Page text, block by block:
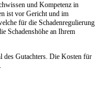
und Kompetenz in
ist vor Gericht und im
für die Schadenregulierung
Schadenshöhe an Ihrem
des Gutachters. Die Kosten für